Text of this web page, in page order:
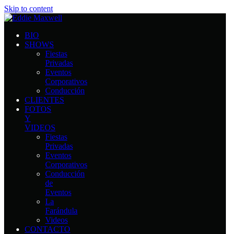
Skip to content
BIO
SHOWS
Fiestas
Privadas
Eventos
Corporativos
Conducción
CLIENTES
FOTOS
Y
VIDEOS
Fiestas
Privadas
Eventos
Corporativos
Conducción
de
Eventos
La
Farándula
Videos
CONTACTO